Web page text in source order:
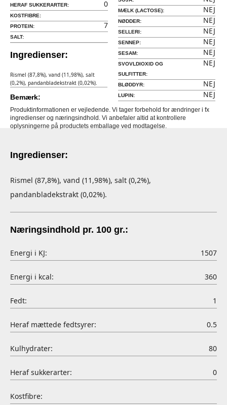
HERAF SUKKERARTER: 0
KOSTFIBRE:
PROTEIN:
7
SALT:
Ingredienser:
Rismel (87,8%), vand (11,98%), salt
(0,2%), pandanbladekstrakt (0,02%).
MÆLK (LACTOSE): NEJ
NØDDER: NEJ
SELLERI: NEJ
SENNEP: NEJ
SESAM: NEJ
SVOVLDIOXID OG
SULFITTER:
NEJ
BLØDDYR: NEJ
LUPIN: NEJ
Bemærk:
Produktinformationen er vejledende. Vi tager forbehold for ændringer i fx
ingredienser og næringsindhold. Vi anbefaler altid at kontrollere
oplysningerne på productets emballage ved modtagelse.
Ingredienser:
Rismel (87,8%), vand (11,98%), salt (0,2%),
pandanbladekstrakt (0,02%).
Næringsindhold pr. 100 gr.:
Energi i KJ: 1507
Energi i kcal: 360
Fedt: 1
Heraf mættede fedtsyrer: 0.5
Kulhydrater: 80
Heraf sukkerarter: 0
Kostfibre: